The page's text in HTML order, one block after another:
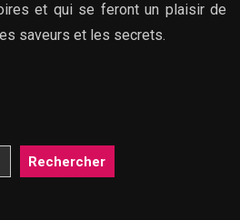
et qui se feront un plaisir de
saveurs et les secrets.
Rechercher